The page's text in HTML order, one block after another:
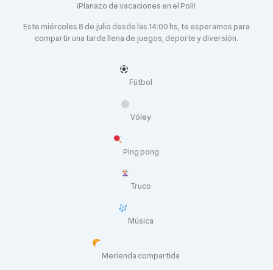
¡Planazo de vacaciones en el Poli!
Este miércoles 8 de julio desde las 14:00 hs, te esperamos para
compartir una tarde llena de juegos, deporte y diversión.
Fútbol
Vóley
Ping pong
Truco
Música
Merienda compartida